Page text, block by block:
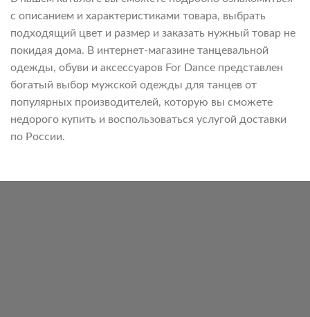
с описанием и характеристиками товара, выбрать
подходящий цвет и размер и заказать нужный товар не
покидая дома. В интернет-магазине танцевальной
одежды, обуви и аксессуаров For Dance представлен
богатый выбор мужской одежды для танцев от
популярных производителей, которую вы сможете
недорого купить и воспользоваться услугой доставки
по России.